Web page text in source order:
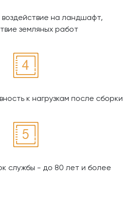
на ландшафт,
земляных работ
к нагрузкам после сборки
службы - до 80 лет и более